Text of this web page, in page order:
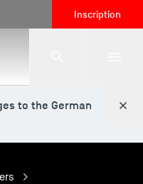
Inscription
to the German